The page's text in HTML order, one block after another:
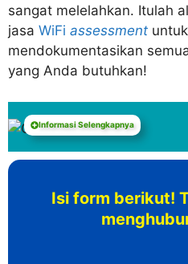
sangat melelahkan. Itulah
jasa WiFi assessment
mendokumentasikan
yang Anda butuhkan!
Informasi Selengkapnya
Isi form berikut!